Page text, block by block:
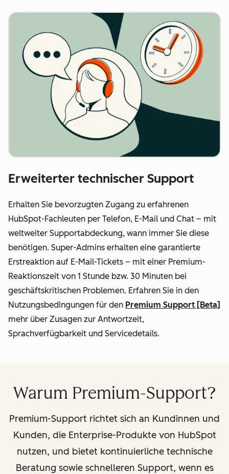
Erweiterter technischer Support
Erhalten Sie bevorzugten Zugang zu erfahrenen
HubSpot-Fachleuten per Telefon, E-Mail und Chat – mit
weltweiter Supportabdeckung, wann immer Sie diese
benötigen. Super-Admins erhalten eine garantierte
Erstreaktion auf E-Mail-Tickets – mit einer Premium-
Reaktionszeit von 1 Stunde bzw. 30 Minuten bei
geschäftskritischen Problemen. Erfahren Sie in den
Nutzungsbedingungen für den Premium Support [Beta]
mehr über Zusagen zur Antwortzeit,
Sprachverfügbarkeit und Servicedetails.
Warum Premium-Support?
Premium-Support richtet sich an Kundinnen und
Kunden, die Enterprise-Produkte von HubSpot
nutzen, und bietet kontinuierliche technische
Beratung sowie schnelleren Support, wenn es